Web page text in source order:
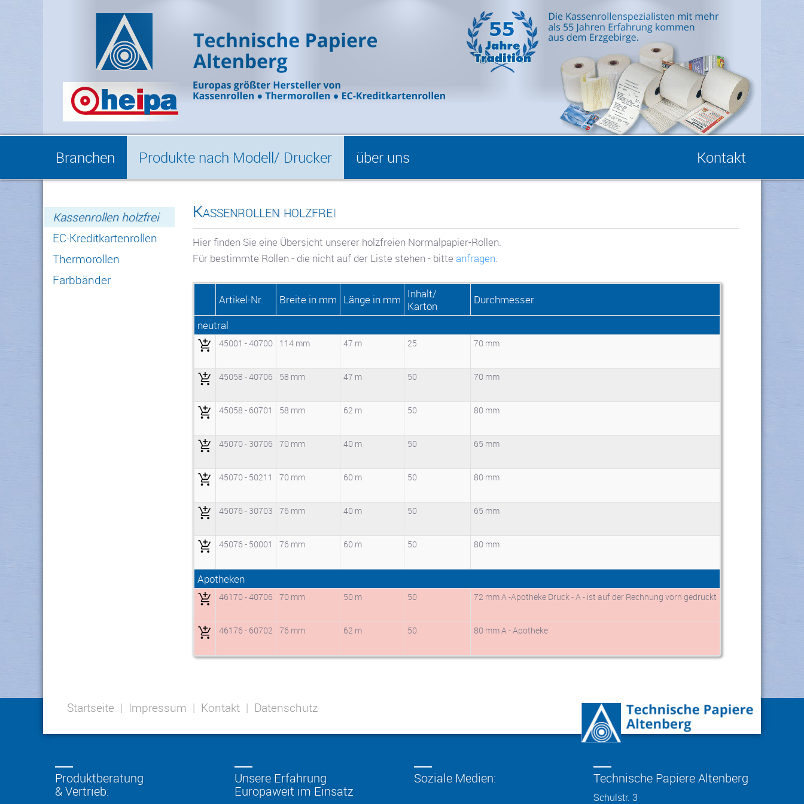
Kassenrollen holzfrei
EC-Kreditkartenrollen
Thermorollen
Farbbänder
Kassenrollen holzfrei
Hier finden Sie eine Übersicht unserer holzfreien Normalpapier-Rollen.
Für bestimmte Rollen - die nicht auf der Liste stehen - bitte anfragen.
Artikel-Nr. Breite in mm Länge in mm Inhalt/
Karton
Durchmesser
neutral
45001 - 40700 114 mm 47 m 25 70 mm
45058 - 40706 58 mm 47 m 50 70 mm
45058 - 60701 58 mm 62 m 50 80 mm
45070 - 30706 70 mm 40 m 50 65 mm
45070 - 50211 70 mm 60 m 50 80 mm
45076 - 30703 76 mm 40 m 50 65 mm
45076 - 50001 76 mm 60 m 50 80 mm
Apotheken
46170 - 40706 70 mm 50 m 50 72 mm A -Apotheke Druck - A - ist auf der Rechnung vorn gedruckt
46176 - 60702 76 mm 62 m 50 80 mm A - Apotheke
Startseite | Impressum | Kontakt | Datenschutz
Produktberatung
& Vertrieb:
Unsere Erfahrung
Europaweit im Einsatz
Soziale Medien: Technische Papiere Altenberg
Schulstr. 3
Branchen Produkte nach Modell/ Drucker über uns Kontakt